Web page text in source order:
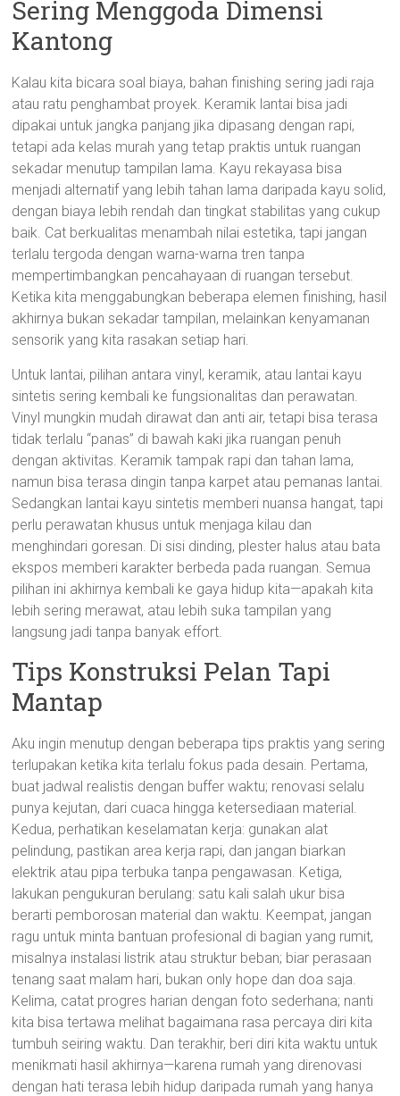
Sering Menggoda Dimensi
Kantong
Kalau kita bicara soal biaya, bahan finishing sering jadi raja
atau ratu penghambat proyek. Keramik lantai bisa jadi
dipakai untuk jangka panjang jika dipasang dengan rapi,
tetapi ada kelas murah yang tetap praktis untuk ruangan
sekadar menutup tampilan lama. Kayu rekayasa bisa
menjadi alternatif yang lebih tahan lama daripada kayu solid,
dengan biaya lebih rendah dan tingkat stabilitas yang cukup
baik. Cat berkualitas menambah nilai estetika, tapi jangan
terlalu tergoda dengan warna-warna tren tanpa
mempertimbangkan pencahayaan di ruangan tersebut.
Ketika kita menggabungkan beberapa elemen finishing, hasil
akhirnya bukan sekadar tampilan, melainkan kenyamanan
sensorik yang kita rasakan setiap hari.
Untuk lantai, pilihan antara vinyl, keramik, atau lantai kayu
sintetis sering kembali ke fungsionalitas dan perawatan.
Vinyl mungkin mudah dirawat dan anti air, tetapi bisa terasa
tidak terlalu “panas” di bawah kaki jika ruangan penuh
dengan aktivitas. Keramik tampak rapi dan tahan lama,
namun bisa terasa dingin tanpa karpet atau pemanas lantai.
Sedangkan lantai kayu sintetis memberi nuansa hangat, tapi
perlu perawatan khusus untuk menjaga kilau dan
menghindari goresan. Di sisi dinding, plester halus atau bata
ekspos memberi karakter berbeda pada ruangan. Semua
pilihan ini akhirnya kembali ke gaya hidup kita—apakah kita
lebih sering merawat, atau lebih suka tampilan yang
langsung jadi tanpa banyak effort.
Tips Konstruksi Pelan Tapi
Mantap
Aku ingin menutup dengan beberapa tips praktis yang sering
terlupakan ketika kita terlalu fokus pada desain. Pertama,
buat jadwal realistis dengan buffer waktu; renovasi selalu
punya kejutan, dari cuaca hingga ketersediaan material.
Kedua, perhatikan keselamatan kerja: gunakan alat
pelindung, pastikan area kerja rapi, dan jangan biarkan
elektrik atau pipa terbuka tanpa pengawasan. Ketiga,
lakukan pengukuran berulang: satu kali salah ukur bisa
berarti pemborosan material dan waktu. Keempat, jangan
ragu untuk minta bantuan profesional di bagian yang rumit,
misalnya instalasi listrik atau struktur beban; biar perasaan
tenang saat malam hari, bukan only hope dan doa saja.
Kelima, catat progres harian dengan foto sederhana; nanti
kita bisa tertawa melihat bagaimana rasa percaya diri kita
tumbuh seiring waktu. Dan terakhir, beri diri kita waktu untuk
menikmati hasil akhirnya—karena rumah yang direnovasi
dengan hati terasa lebih hidup daripada rumah yang hanya